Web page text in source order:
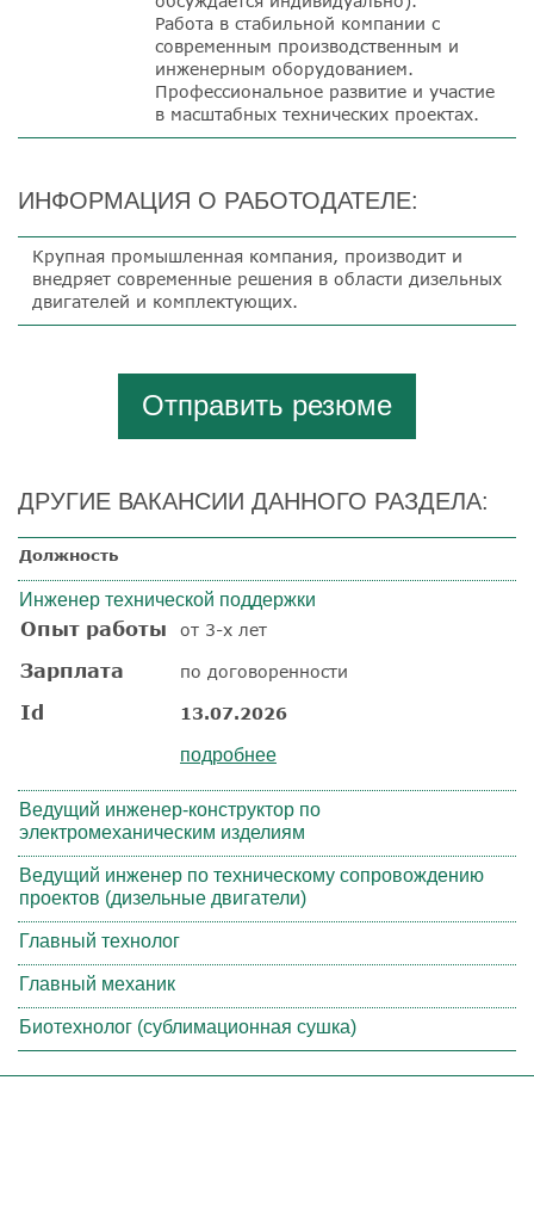
Работа в стабильной компании с
современным производственным и
инженерным оборудованием.
Профессиональное развитие и участие
в масштабных технических проектах.
ИНФОРМАЦИЯ О РАБОТОДАТЕЛЕ:
Крупная промышленная компания, производит и
внедряет современные решения в области дизельных
двигателей и комплектующих.
Отправить резюме
ДРУГИЕ ВАКАНСИИ ДАННОГО РАЗДЕЛА:
Должность
Инженер технической поддержки
Опыт работы от 3-х лет
Зарплата по договоренности
Id 13.07.2026
подробнее
Ведущий инженер-конструктор по
электромеханическим изделиям
Ведущий инженер по техническому сопровождению
проектов (дизельные двигатели)
Главный технолог
Главный механик
Биотехнолог (сублимационная сушка)